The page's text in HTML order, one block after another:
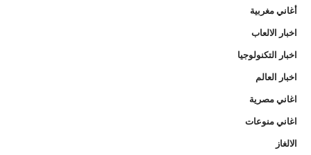
أغاني مغربية
اخبار الالعاب
اخبار التكنولوجيا
اخبار العالم
اغاني مصرية
اغاني منوعات
الالغاز